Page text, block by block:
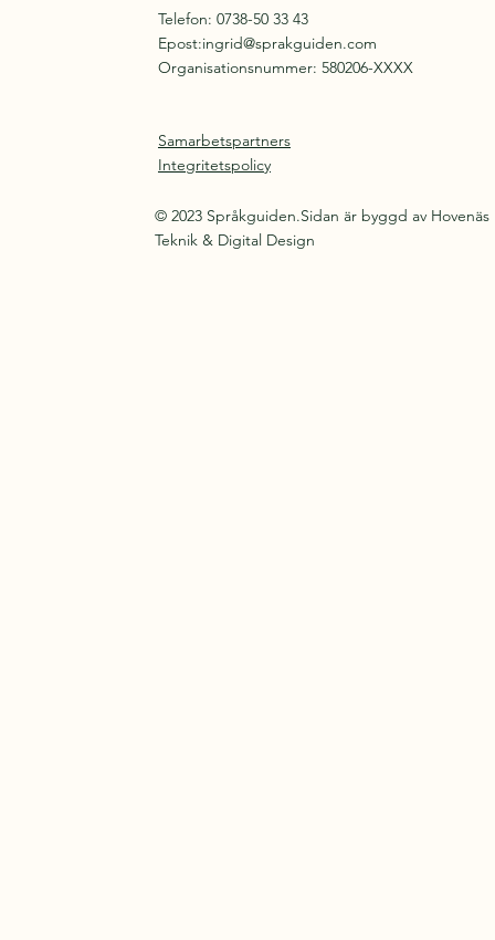
Telefon: 0738-50 33 43
Epost:ingrid@sprakguiden.com
Organisationsnummer: 580206-XXXX
Samarbetspartners
Integritetspolicy
© 2023 Språkguiden.Sidan är byggd av Hovenäs
Teknik & Digital Design